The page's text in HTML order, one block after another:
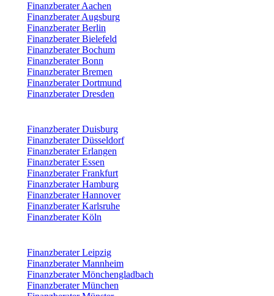
Finanzberater Aachen
Finanzberater Augsburg
Finanzberater Berlin
Finanzberater Bielefeld
Finanzberater Bochum
Finanzberater Bonn
Finanzberater Bremen
Finanzberater Dortmund
Finanzberater Dresden
Finanzberater Duisburg
Finanzberater Düsseldorf
Finanzberater Erlangen
Finanzberater Essen
Finanzberater Frankfurt
Finanzberater Hamburg
Finanzberater Hannover
Finanzberater Karlsruhe
Finanzberater Köln
Finanzberater Leipzig
Finanzberater Mannheim
Finanzberater Mönchengladbach
Finanzberater München